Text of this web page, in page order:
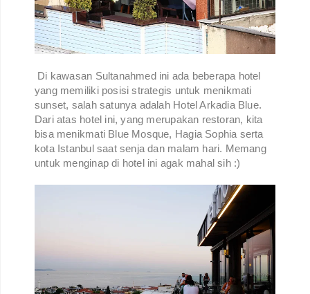
Di kawasan Sultanahmed ini ada beberapa hotel
yang memiliki posisi strategis untuk menikmati
sunset, salah satunya adalah Hotel Arkadia Blue.
Dari atas hotel ini, yang merupakan restoran, kita
bisa menikmati Blue Mosque, Hagia Sophia serta
kota Istanbul saat senja dan malam hari. Memang
untuk menginap di hotel ini agak mahal sih :)